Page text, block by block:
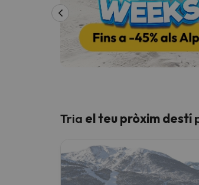
!Vaja! No hem trobat
Vaja! Sembla que el nostre
Tria el teu pròxim destí